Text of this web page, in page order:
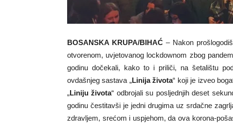
BOSANSKA KRUPA/BIHAĆ– Nakon
otvorenom, uvjetovanog lockdownom zbog
godinu dočekali, kako to i priliči, na šetalištu
ovdašnjeg sastava „Linija života“ koji je izveo
„Liniju života“ odbrojali su posljednjih deset
godinu čestitavši je jedni drugima uz srdačne
zdravljem, srećom i uspjehom, da ova korona-